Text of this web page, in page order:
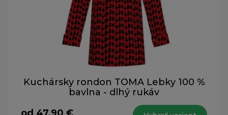
Kuchársky rondon TOMA Lebky 100 %
bavlna - dlhý rukáv